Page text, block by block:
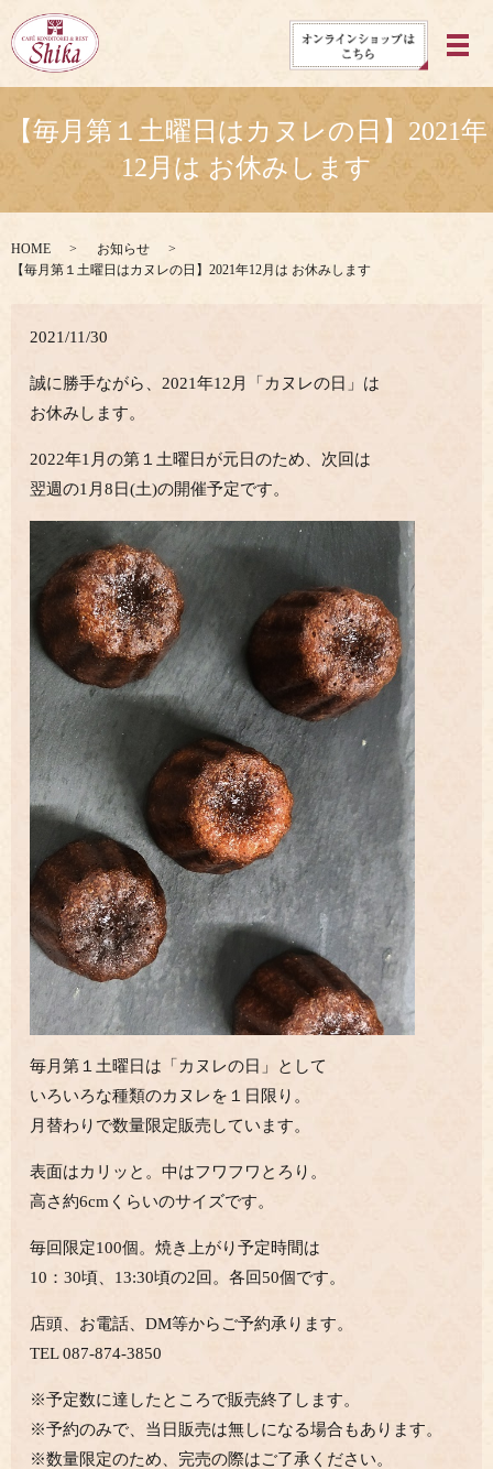
メ
【毎月第１土曜日はカヌレの日】2021年
12月は お休みします
HOME
お知らせ
【毎月第１土曜日はカヌレの日】2021年12月は お休みします
2021/11/30
誠に勝手ながら、2021年12月「カヌレの日」は
お休みします。
2022年1月の第１土曜日が元日のため、次回は
翌週の1月8日(土)の開催予定です。
毎月第１土曜日は「カヌレの日」として
いろいろな種類のカヌレを１日限り。
月替わりで数量限定販売しています。
表面はカリッと。中はフワフワとろり。
高さ約6cmくらいのサイズです。
毎回限定100個。焼き上がり予定時間は
10：30頃、13:30頃の2回。各回50個です。
店頭、お電話、DM等からご予約承ります。
TEL 087-874-3850
※予定数に達したところで販売終了します。
※予約のみで、当日販売は無しになる場合もあります。
※数量限定のため、完売の際はご了承ください。